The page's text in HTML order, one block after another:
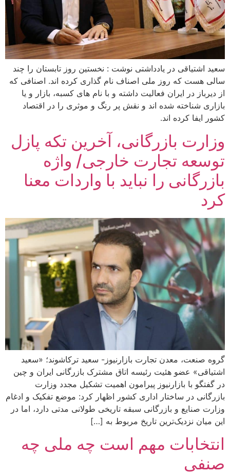
سعید اشتیاقی در یادداشتی نوشت : نخستین روز تابستان را چند
سالی هست که روز ملی اصناف نام گذاری کرده اند. اصنافی که
از دیرباز در ایران فعالیت داشته و با نام های کسبه، بازار و یا
بازاری شناخته شده اند و نقش پر رنگ و موثری را در اقتصاد
کشور ایفا کرده اند.
وزارت بازرگانی، آخرین تکه پازل
توسعه تجارت خارجی/ واژه
بازرگانی را نباید با واردات معنا
کرد
گروه صنعت، معدن تجارت بازارنیوز- سعید ترکاشوند؛ «سعید
اشتیاقی» عضو هئیت رئیسه اتاق مشترک بازرگانی ایران و چین
در گفتگو با بازارنیوز پیرامون اهمیت تشکیل مجدد وزارت
بازرگانی در ساختار اداری کشور اظهار کرد: موضع تفکیک و ادغام
وزارت صنایع و بازرگانی سبقه تاریخی طولانی مدتی دارد، اما در
این میان نزدیک‌ترین تاریخ مربوط به […]
انتخابات مهم است چه ملی چه
صنفی